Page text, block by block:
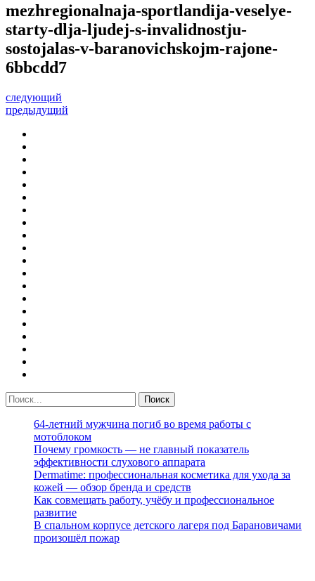
mezhregionalnaja-sportlandija-veselye-
starty-dlja-ljudej-s-invalidnostju-
sostojalas-v-baranovichskojm-rajone-
6bbcdd7
следующий
предыдущий
64-летний мужчина погиб во время работы с
мотоблоком
Почему громкость — не главный показатель
эффективности слухового аппарата
Dermatime: профессиональная косметика для ухода за
кожей — обзор бренда и средств
Как совмещать работу, учёбу и профессиональное
развитие
В спальном корпусе детского лагеря под Барановичами
произошёл пожар